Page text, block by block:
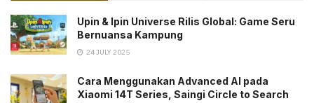
Upin & Ipin Universe Rilis Global: Game Seru
Bernuansa Kampung
24 JULY 2025
Cara Menggunakan Advanced AI pada
Xiaomi 14T Series, Saingi Circle to Search